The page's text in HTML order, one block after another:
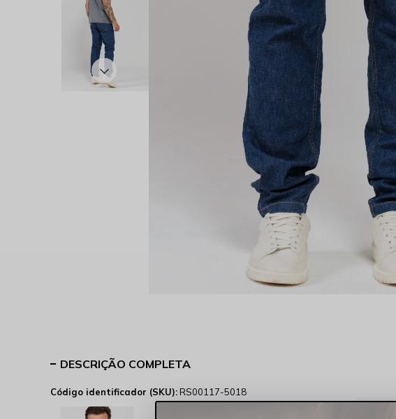
DESCRIÇÃO COMPLETA
Código identificador (SKU):RS00117-5018